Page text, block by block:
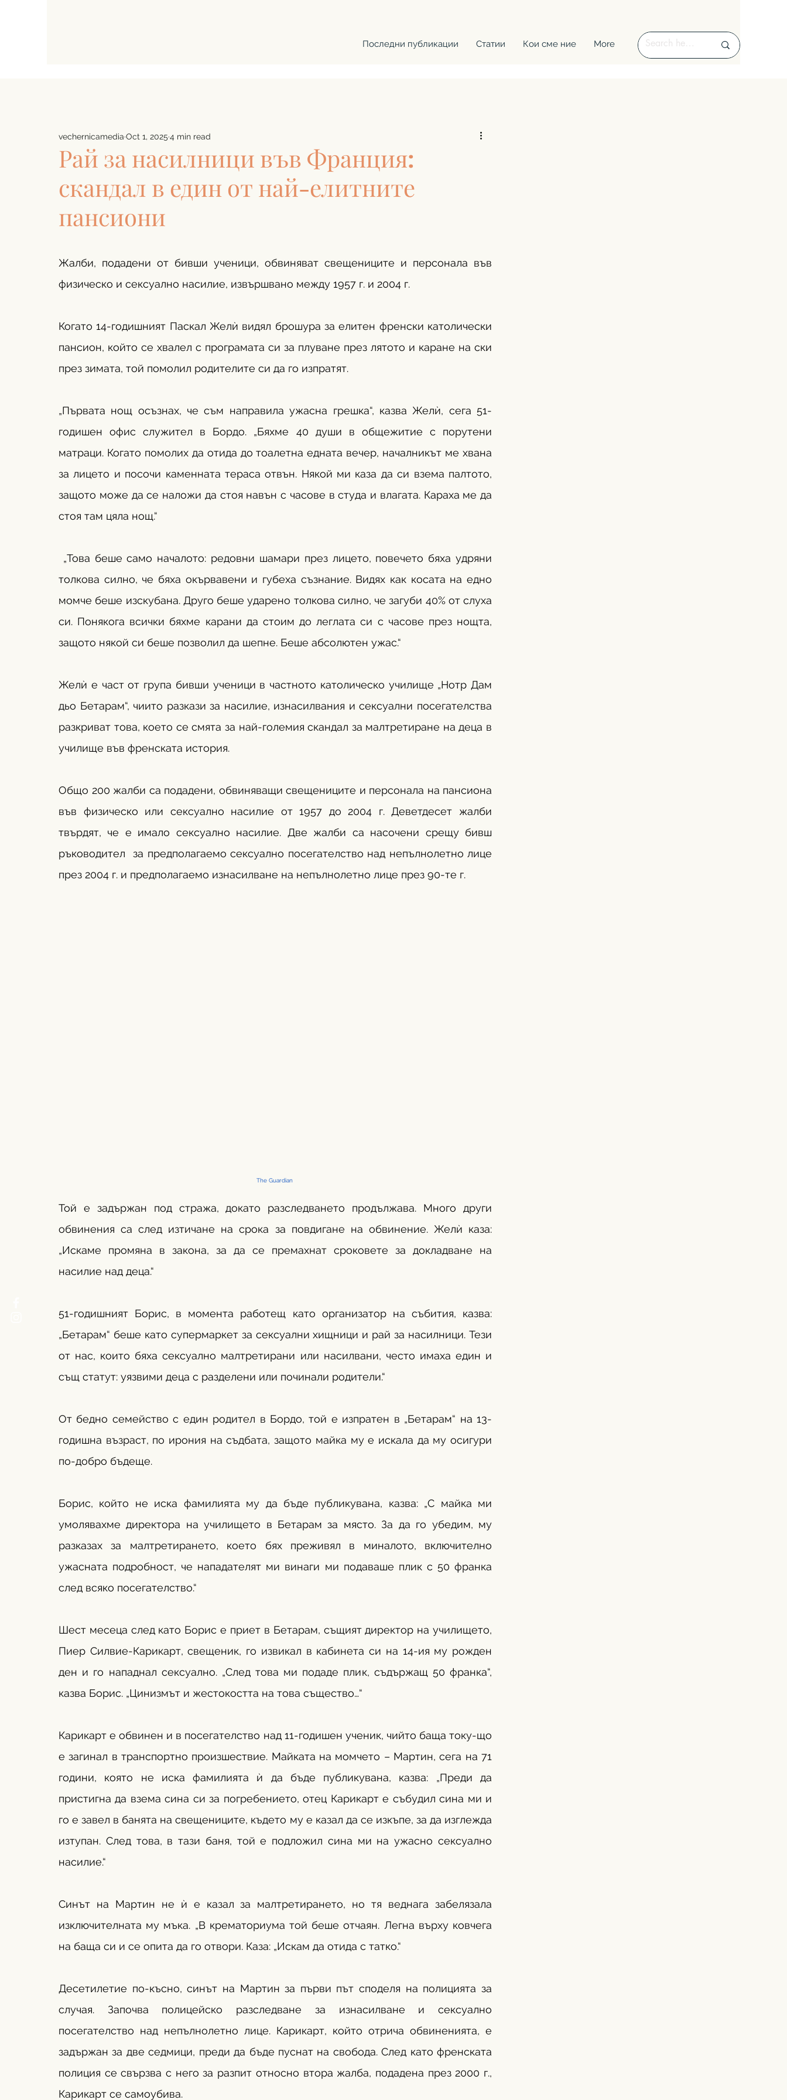
Последни публикации Статии Кои сме ние More
Рай за насилници във Франция:
скандал в един от най-елитните
пансиони
vechernicamedia Oct 1, 2025 4 min read
Жалби, подадени от бивши ученици, обвиняват свещениците и персонала във
физическо и сексуално насилие, извършвано между 1957 г. и 2004 г.
Когато 14-годишният Паскал Желѝ видял брошура за елитен френски католически
пансион, който се хвалел с програмата си за плуване през лятото и каране на ски
през зимата, той помолил родителите си да го изпратят.
„Първата нощ осъзнах, че съм направила ужасна грешка“, казва Желѝ, сега 51-
годишен офис служител в Бордо. „Бяхме 40 души в общежитие с порутени
матраци. Когато помолих да отида до тоалетна едната вечер, началникът ме хвана
за лицето и посочи каменната тераса отвън. Някой ми каза да си взема палтото,
защото може да се наложи да стоя навън с часове в студа и влагата. Караха ме да
стоя там цяла нощ.“
„Това беше само началото: редовни шамари през лицето, повечето бяха удряни
толкова силно, че бяха окървавени и губеха съзнание. Видях как косата на едно
момче беше изскубана. Друго беше ударено толкова силно, че загуби 40% от слуха
си. Понякога всички бяхме карани да стоим до леглата си с часове през нощта,
защото някой си беше позволил да шепне. Беше абсолютен ужас.“
Желѝ е част от група бивши ученици в частното католическо училище „Нотр Дам
дьо Бетарам“, чиито разкази за насилие, изнасилвания и сексуални посегателства
разкриват това, което се смята за най-големия скандал за малтретиране на деца в
училище във френската история.
Общо 200 жалби са подадени, обвиняващи свещениците и персонала на пансиона
във физическо или сексуално насилие от 1957 до 2004 г. Деветдесет жалби
твърдят, че е имало сексуално насилие. Две жалби са насочени срещу бивш
ръководител  за предполагаемо сексуално посегателство над непълнолетно лице
през 2004 г. и предполагаемо изнасилване на непълнолетно лице през 90-те г.
The Guardian
Той е задържан под стража, докато разследването продължава. Много други
обвинения са след изтичане на срока за повдигане на обвинение. Желѝ каза:
„Искаме промяна в закона, за да се премахнат сроковете за докладване на
насилие над деца.“
51-годишният Борис, в момента работещ като организатор на събития, казва:
„Бетарам“ беше като супермаркет за сексуални хищници и рай за насилници. Тези
от нас, които бяха сексуално малтретирани или насилвани, често имаха един и
същ статут: уязвими деца с разделени или починали родители.“
От бедно семейство с един родител в Бордо, той е изпратен в „Бетарам“ на 13-
годишна възраст, по ирония на съдбата, защото майка му е искала да му осигури
по-добро бъдеще.
Борис, който не иска фамилията му да бъде публикувана, казва: „С майка ми
умолявахме директора на училището в Бетарам за място. За да го убедим, му
разказах за малтретирането, което бях преживял в миналото, включително
ужасната подробност, че нападателят ми винаги ми подаваше плик с 50 франка
след всяко посегателство.“
Шест месеца след като Борис е приет в Бетарам, същият директор на училището,
Пиер Силвие-Карикарт, свещеник, го извикал в кабинета си на 14-ия му рожден
ден и го нападнал сексуално. „След това ми подаде плик, съдържащ 50 франка“,
казва Борис. „Цинизмът и жестокостта на това същество…“
Карикарт е обвинен и в посегателство над 11-годишен ученик, чийто баща току-що
е загинал в транспортно произшествие. Майката на момчето – Мартин, сега на 71
години, която не иска фамилията ѝ да бъде публикувана, казва: „Преди да
пристигна да взема сина си за погребението, отец Карикарт е събудил сина ми и
го е завел в банята на свещениците, където му е казал да се изкъпе, за да изглежда
изтупан. След това, в тази баня, той е подложил сина ми на ужасно сексуално
насилие.“
Синът на Мартин не ѝ е казал за малтретирането, но тя веднага забелязала
изключителната му мъка. „В крематориума той беше отчаян. Легна върху ковчега
на баща си и се опита да го отвори. Каза: „Искам да отида с татко.“
Десетилетие по-късно, синът на Мартин за първи път споделя на полицията за
случая. Започва полицейско разследване за изнасилване и сексуално
посегателство над непълнолетно лице. Карикарт, който отрича обвиненията, е
задържан за две седмици, преди да бъде пуснат на свобода. След като френската
полиция се свързва с него за разпит относно втора жалба, подадена през 2000 г.,
Карикарт се самоубива.